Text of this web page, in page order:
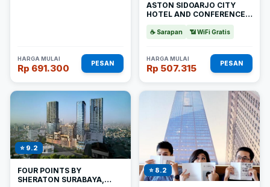
HARGA MULAI
Rp 691.300 PESAN
ASTON SIDOARJO CITY
HOTEL AND CONFERENCE
☕ Sarapan 📶 WiFi Gratis
HARGA MULAI
Rp 507.315 PESAN
⭐ 9.2
FOUR POINTS BY
SHERATON SURABAYA,
⭐ 8.2